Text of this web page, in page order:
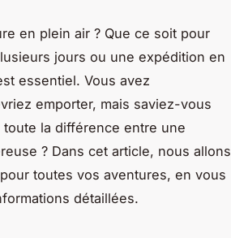
en plein air ? Que ce soit pour
jours ou une expédition en
essentiel. Vous avez
emporter, mais saviez-vous
la différence entre une
? Dans cet article, nous allons
pour toutes vos aventures, en vous
détaillées.